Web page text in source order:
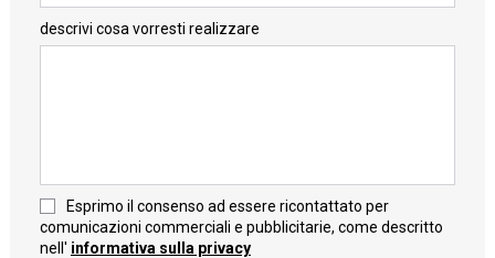
descrivi cosa vorresti realizzare
Esprimo il consenso ad essere ricontattato per
comunicazioni commerciali e pubblicitarie, come descritto
nell' informativa sulla privacy